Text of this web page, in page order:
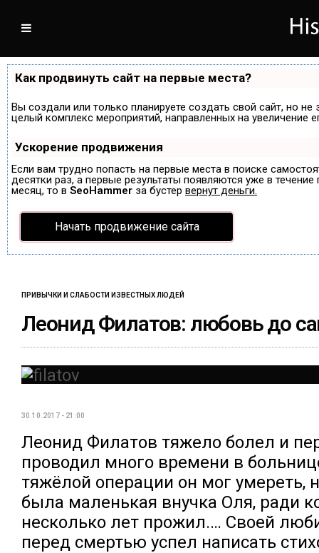
Как продвинуть сайт на первые места?
Вы создали или только планируете создать свой сайт, но
целый комплекс мероприятий, направленных на
Ускорение продвижения
Если вам трудно попасть на первые места в поиске
десятки раз, а первые результаты появляются уже в
месяц, то в SeoHammer за бустер вернут деньги.
Начать продвижение сайта
ПРИВЫЧКИ И СЛАБОСТИ ИЗВЕСТНЫХ ЛЮДЕЙ
Леонид Филатов: любовь до
30.10.2017 - 21:00
Леонид Филатов тяжело болел и
проводил много времени в
тяжёлой операции он мог умереть,
была маленькая внучка Оля, ради
несколько лет прожил.… Своей
перед смертью успел написать